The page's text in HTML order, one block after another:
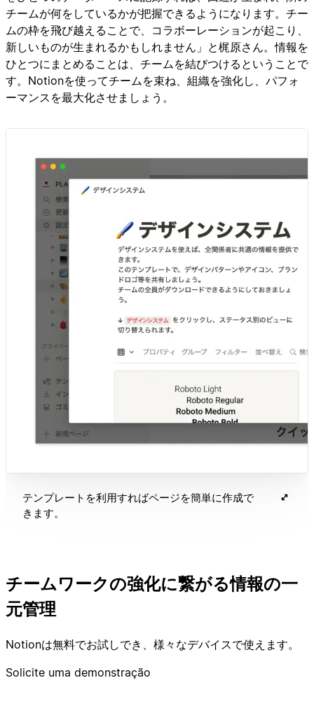
チームが何をしているかが把握できるようになります。チー
ムの枠を飛び越えることで、コラボーレーションが起こり、
新しいものが生まれるかもしれません」と梶原さん。情報を
ひとつにまとめることは、チームを結びつけるということで
す。Notionを使ってチームを束ね、組織を強化し、パフォ
ーマンスを最大化させましょう。
テンプレートを利用すればページを簡単に作成で
きます。
チームワークの強化に繋がる情報の一
元管理
Notionは無料でお試しでき、様々なデバイスで使えます。
Solicite uma demonstração